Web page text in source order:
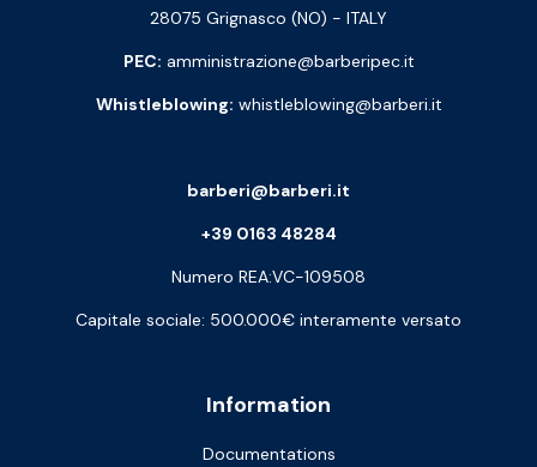
28075 Grignasco (NO) - ITALY
PEC: amministrazione@barberipec.it
Whistleblowing: whistleblowing@barberi.it
Information
Documentations
barberi@barberi.it
+39 0163 48284
Numero REA:VC-109508
Capitale sociale: 500.000€ interamente versato